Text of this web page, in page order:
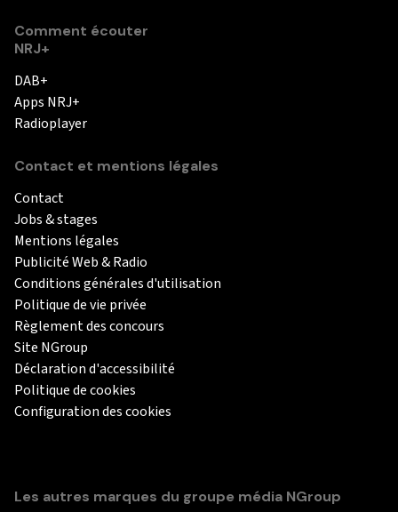
Comment écouter
NRJ+
DAB+
Apps NRJ+
Radioplayer
Contact et mentions légales
Contact
Jobs & stages
Mentions légales
Publicité Web & Radio
Conditions générales d'utilisation
Politique de vie privée
Règlement des concours
Site NGroup
Déclaration d'accessibilité
Politique de cookies
Configuration des cookies
Les autres marques du groupe média NGroup